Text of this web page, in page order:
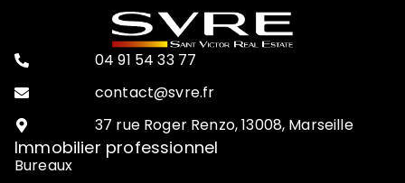
04 91 54 33 77
contact@svre.fr
37 rue Roger Renzo, 13008, Marseille
Immobilier professionnel
Bureaux